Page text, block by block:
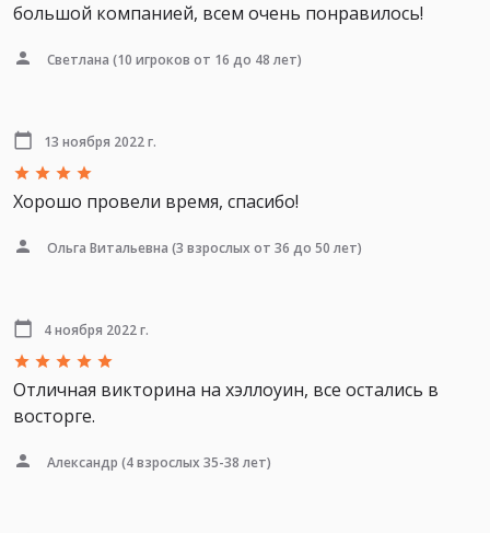
большой компанией, всем очень понравилось!
Светлана (10 игроков от 16 до 48 лет)
13 ноября 2022 г.
Хорошо провели время, спасибо!
Ольга Витальевна (3 взрослых от 36 до 50 лет)
4 ноября 2022 г.
Отличная викторина на хэллоуин, все остались в
восторге.
Александр (4 взрослых 35-38 лет)